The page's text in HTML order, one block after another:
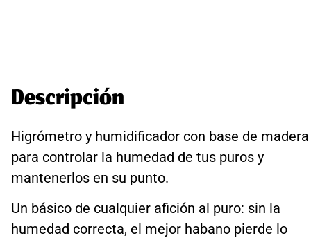
Descripción
Higrómetro y humidificador con base de madera
para controlar la humedad de tus puros y
mantenerlos en su punto.
Un básico de cualquier afición al puro: sin la
humedad correcta, el mejor habano pierde lo